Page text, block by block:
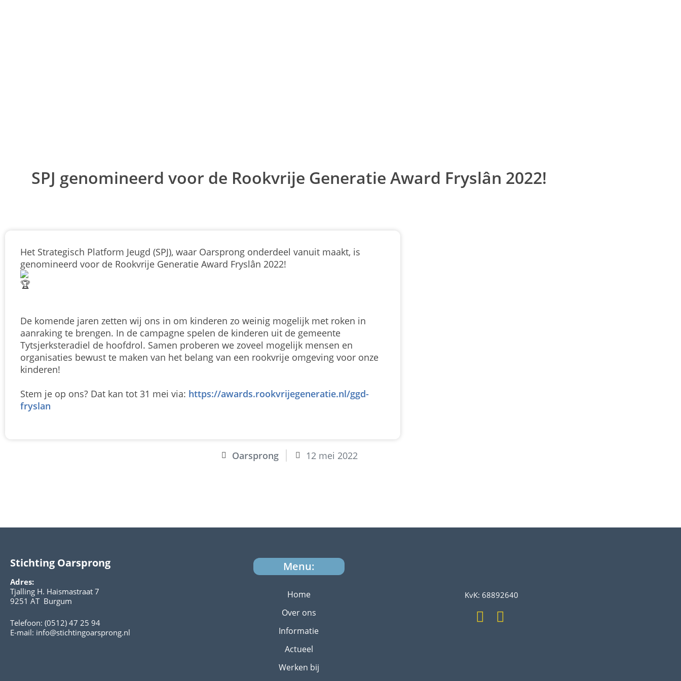
SPJ genomineerd voor de Rookvrije Generatie Award Fryslân 2022!
Het Strategisch Platform Jeugd (SPJ), waar Oarsprong onderdeel vanuit maakt, is
genomineerd voor de Rookvrije Generatie Award Fryslân 2022!
De komende jaren zetten wij ons in om kinderen zo weinig mogelijk met roken in
aanraking te brengen. In de campagne spelen de kinderen uit de gemeente
Tytsjerksteradiel de hoofdrol. Samen proberen we zoveel mogelijk mensen en
organisaties bewust te maken van het belang van een rookvrije omgeving voor onze
kinderen!
Stem je op ons? Dat kan tot 31 mei via: https://awards.rookvrijegeneratie.nl/ggd-
fryslan
Oarsprong 12 mei 2022
Stichting Oarsprong
Adres:
Tjalling H. Haismastraat 7
9251 AT Burgum
Telefoon: (0512) 47 25 94
E-mail: info@stichtingoarsprong.nl
Menu:
Home
Over ons
Informatie
Actueel
Werken bij
KvK: 68892640